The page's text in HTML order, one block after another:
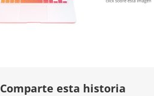
Comparte esta historia